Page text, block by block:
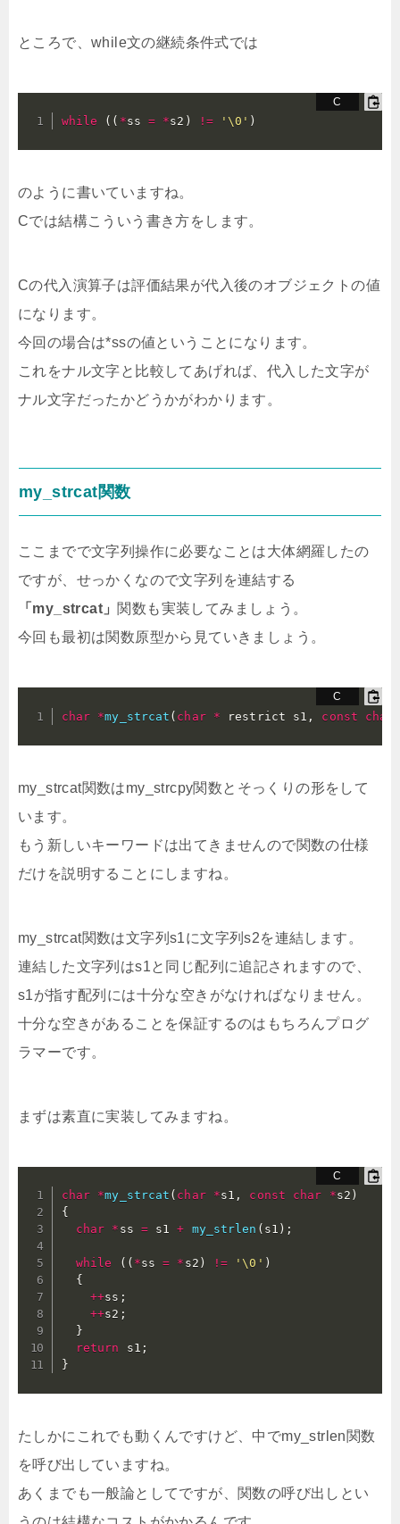
ところで、while文の継続条件式では
while ( ( *ss = *s2 ) != '\0' )
のように書いていますね。
Cでは結構こういう書き方をします。
Cの代入演算子は評価結果が代入後のオブジェクトの値
になります。
今回の場合は*ssの値ということになります。
これをナル文字と比較してあげれば、代入した文字が
ナル文字だったかどうかがわかります。
my_strcat関数
ここまでで文字列操作に必要なことは大体網羅したの
ですが、せっかくなので文字列を連結する
「my_strcat」 関数も実装してみましょう。
今回も最初は関数原型から見ていきましょう。
char *my_strcat ( char * restrict s1 , const char
my_strcat関数はmy_strcpy関数とそっくりの形をして
います。
もう新しいキーワードは出てきませんので関数の仕様
だけを説明することにしますね。
my_strcat関数は文字列s1に文字列s2を連結します。
連結した文字列はs1と同じ配列に追記されますので、
s1が指す配列には十分な空きがなければなりません。
十分な空きがあることを保証するのはもちろんプログ
ラマーです。
まずは素直に実装してみますね。
char *my_strcat ( char *s1 , const char *s2 )
{
char * ss = s1 + my_strlen ( s1 ) ;
while ( ( *ss = * s2 ) != '\0' )
{
++ss ;
++s2 ;
}
return
s1 ;
}
たしかにこれでも動くんですけど、中でmy_strlen関数
を呼び出していますね。
あくまでも一般論としてですが、関数の呼び出しとい